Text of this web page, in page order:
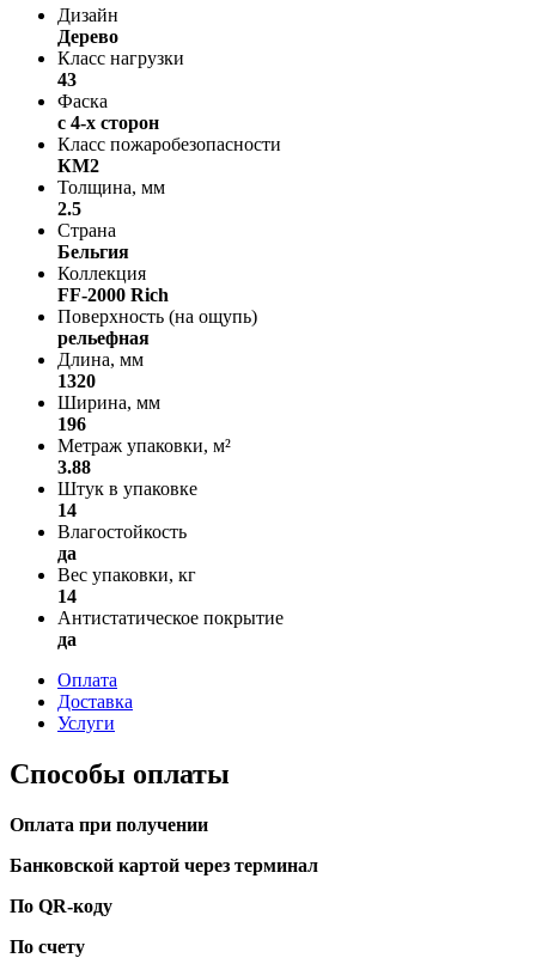
Дизайн
Дерево
Класс нагрузки
43
Фаска
с 4-х сторон
Класс пожаробезопасности
КМ2
Толщина, мм
2.5
Страна
Бельгия
Коллекция
FF-2000 Rich
Поверхность (на ощупь)
рельефная
Длина, мм
1320
Ширина, мм
196
Метраж упаковки, м²
3.88
Штук в упаковке
14
Влагостойкость
да
Вес упаковки, кг
14
Антистатическое покрытие
да
Оплата
Доставка
Услуги
Способы оплаты
Оплата при получении
Банковской картой через терминал
По QR-коду
По счету